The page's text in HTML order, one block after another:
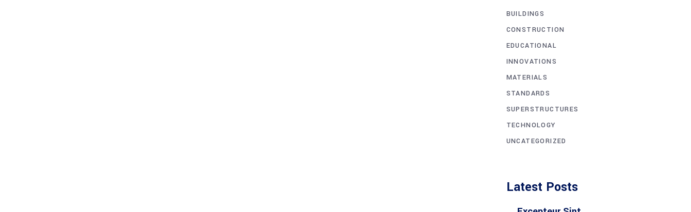
BUILDINGS
CONSTRUCTION
EDUCATIONAL
INNOVATIONS
MATERIALS
STANDARDS
SUPERSTRUCTURES
TECHNOLOGY
UNCATEGORIZED
Latest Posts